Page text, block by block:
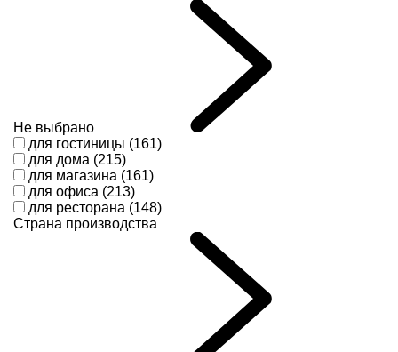
Не выбрано
для гостиницы (161)
для дома (215)
для магазина (161)
для офиса (213)
для ресторана (148)
Страна производства